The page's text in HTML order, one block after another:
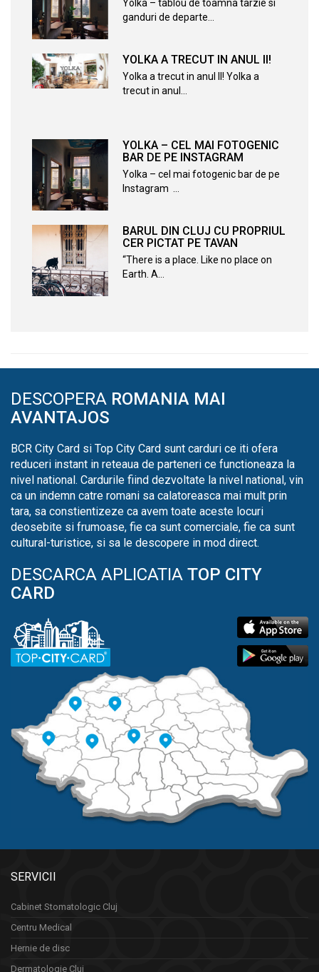
Yolka – tablou de toamna tarzie si
ganduri de departe…
YOLKA A TRECUT IN ANUL II!
Yolka a trecut in anul II! Yolka a
trecut in anul…
YOLKA – CEL MAI FOTOGENIC
BAR DE PE INSTAGRAM
Yolka – cel mai fotogenic bar de pe
Instagram …
BARUL DIN CLUJ CU PROPRIUL
CER PICTAT PE TAVAN
“There is a place. Like no place on
Earth. A…
DESCOPERA ROMANIA MAI
AVANTAJOS
BCR City Card si Top City Card sunt carduri ce iti ofera
reduceri instant in reteaua de parteneri ce functioneaza la
nivel national. Cardurile fiind dezvoltate la nivel national, vin
ca un indemn catre romani sa calatoreasca mai mult prin
tara, sa constientizeze ca avem toate aceste locuri
deosebite si frumoase, fie ca sunt comerciale, fie ca sunt
cultural-turistice, si sa le descopere in mod direct.
DESCARCA APLICATIA TOP CITY
CARD
SERVICII
Cabinet Stomatologic Cluj
Centru Medical
Hernie de disc
Dermatologie Cluj